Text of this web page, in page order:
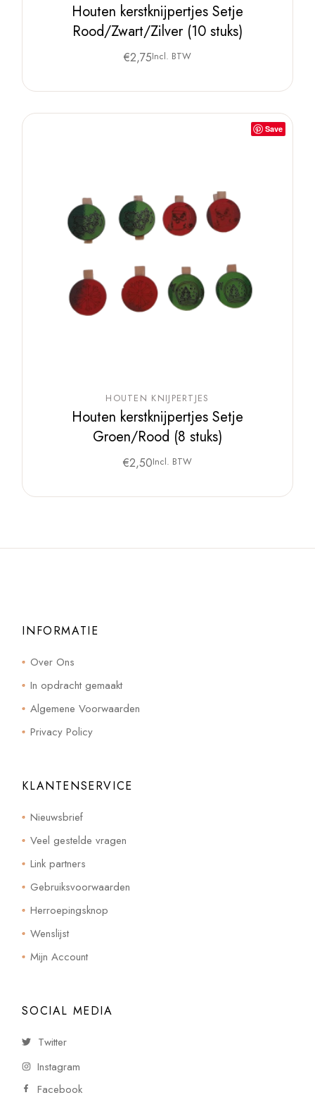
Houten kerstknijpertjes Setje
Rood/Zwart/Zilver (10 stuks)
€2,75Incl. BTW
Save
HOUTEN KNIJPERTJES
Houten kerstknijpertjes Setje
Groen/Rood (8 stuks)
€2,50Incl. BTW
INFORMATIE
Over Ons
In opdracht gemaakt
Algemene Voorwaarden
Privacy Policy
KLANTENSERVICE
Nieuwsbrief
Veel gestelde vragen
Link partners
Gebruiksvoorwaarden
Herroepingsknop
Wenslijst
Mijn Account
SOCIAL MEDIA
Twitter
Instagram
Facebook